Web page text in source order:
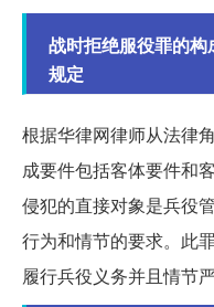
战时拒绝服役罪的构
规定
根据华律网律师从法律
成要件包括客体要件和
侵犯的直接对象是兵役
行为和情节的要求。此
履行兵役义务并且情节严